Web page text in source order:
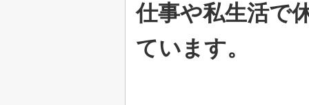
仕事や私生活で
ています。